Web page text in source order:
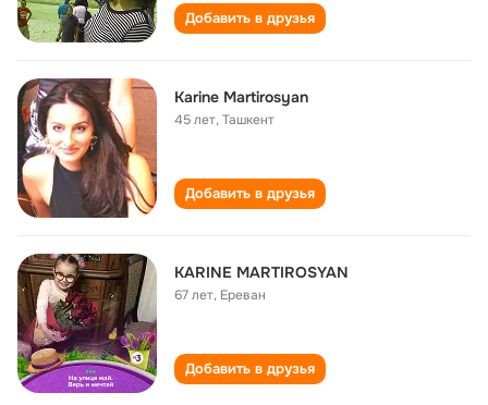
Добавить в друзья
Karine Martirosyan
45 лет,Ташкент
Добавить в друзья
KARINE MARTIROSYAN
67 лет, Ереван
Добавить в друзья